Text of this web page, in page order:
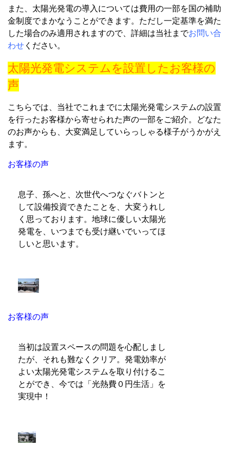
また、太陽光発電の導入については費用の一部を国の補助
金制度でまかなうことができます。ただし一定基準を満た
した場合のみ適用されますので、詳細は当社までお問い合
わせ ください。
太陽光発電システムを設置したお客様の
声
こちらでは、当社でこれまでに太陽光発電システムの設置
を行ったお客様から寄せられた声の一部をご紹介。どなた
のお声からも、大変満足していらっしゃる様子がうかがえ
ます。
お客様の声
息子、孫へと、次世代へつなぐバトンと
して設備投資できたことを、大変うれし
く思っております。地球に優しい太陽光
発電を、いつまでも受け継いでいってほ
しいと思います。
お客様の声
当初は設置スペースの問題を心配しまし
たが、それも難なくクリア。発電効率が
よい太陽光発電システムを取り付けるこ
とができ、今では「光熱費０円生活」を
実現中！